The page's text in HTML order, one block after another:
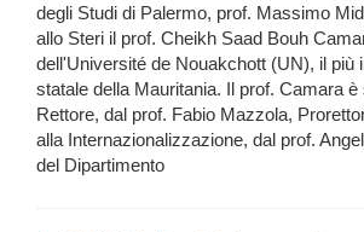
degli Studi di Palermo, prof. Massimo
allo Steri il prof. Cheikh Saad Bouh
dell'Université de Nouakchott (UN), il più
statale della Mauritania. Il prof. Camara
Rettore, dal prof. Fabio Mazzola,
alla Internazionalizzazione, dal prof.
del Dipartimento